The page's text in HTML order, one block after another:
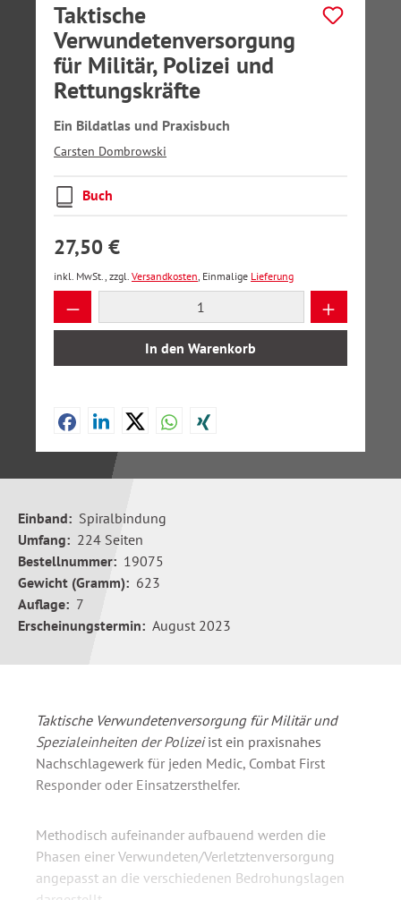
Taktische
Verwundetenversorgung
für Militär, Polizei und
Rettungskräfte
Ein Bildatlas und Praxisbuch
Carsten Dombrowski
Buch
27,50 €
inkl. MwSt., zzgl. Versandkosten, Einmalige Lieferung
Produkt Anzahl: Gib den gewünschten
In den Warenkorb
Einband: Spiralbindung
Umfang: 224 Seiten
Bestellnummer: 19075
Gewicht (Gramm): 623
Auflage: 7
Erscheinungstermin: August 2023
Taktische Verwundetenversorgung für Militär und
Spezialeinheiten der Polizeiist ein praxisnahes
Nachschlagewerk für jeden Medic, Combat First
Responder oder Einsatzersthelfer.
Methodisch aufeinander aufbauend werden die
Phasen einer Verwundeten/Verletztenversorgung
angepasst an die verschiedenen Bedrohungslagen